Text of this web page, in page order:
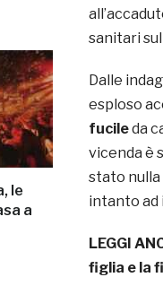
le
a
sanitari
Dalle
esploso
fucileda
vicenda è
stato nulla
intanto ad
LEGGI
figlia e la